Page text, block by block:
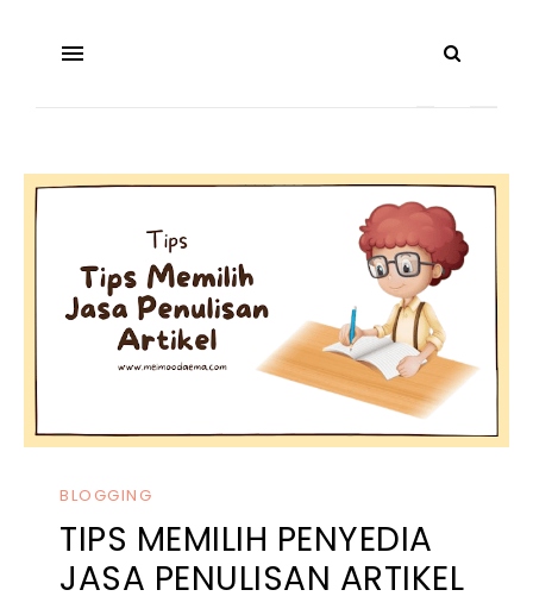
BLOGGING
TIPS MEMILIH PENYEDIA
JASA PENULISAN ARTIKEL